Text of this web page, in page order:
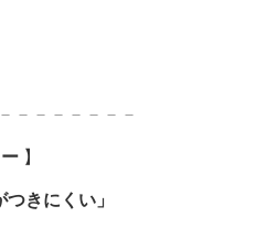
－－－－－－－
】
きにくい」